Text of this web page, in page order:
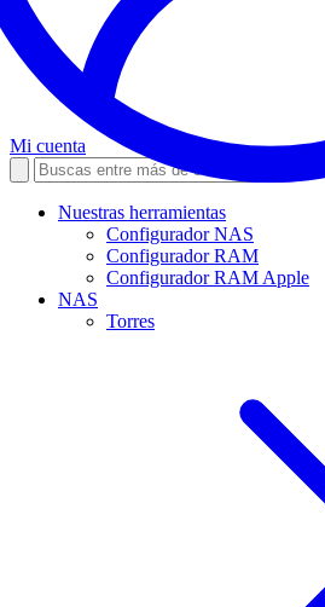
Mi cuenta
Nuestras herramientas
Configurador NAS
Configurador RAM
Configurador RAM Apple
NAS
Torres